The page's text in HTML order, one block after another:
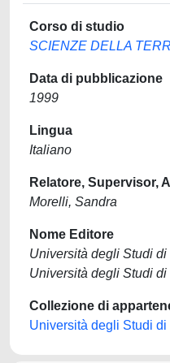
Corso di studio
SCIENZE DELLA
Data di pubblicazione
1999
Lingua
Italiano
Relatore, Supervisor,
Morelli, Sandra
Nome Editore
Università degli Studi
Università degli Studi
Collezione di
Università degli Studi